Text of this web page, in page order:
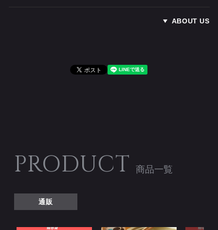
ABOUT US
PRODUCT 商品一覧
通販